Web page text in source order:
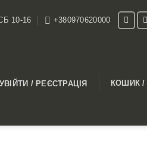
10-16 +380970620000
УВІЙТИ / РЕЄСТРАЦІЯ КОШИК /